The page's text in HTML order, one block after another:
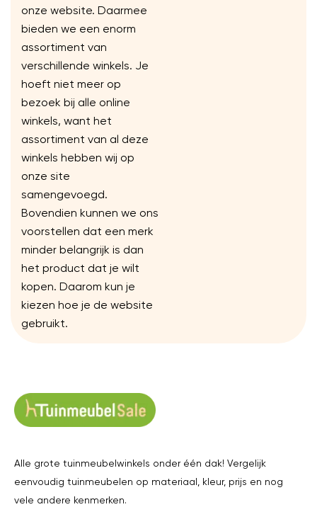
onze website. Daarmee
bieden we een enorm
assortiment van
verschillende winkels. Je
hoeft niet meer op
bezoek bij alle online
winkels, want het
assortiment van al deze
winkels hebben wij op
onze site
samengevoegd.
Bovendien kunnen we ons
voorstellen dat een merk
minder belangrijk is dan
het product dat je wilt
kopen. Daarom kun je
kiezen hoe je de website
gebruikt.
Alle grote tuinmeubelwinkels onder één dak! Vergelijk
eenvoudig tuinmeubelen op materiaal, kleur, prijs en nog
vele andere kenmerken.